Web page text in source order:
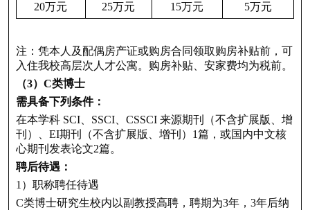
20万元
25万元 15万元 5万元
注：凭本人及配偶房产证或购房合同领取购房补贴前，可
入住我校高层次人才公寓。购房补贴、安家费均为税前。
（3）C类博士
需具备下列条件：
在本学科 SCI、SSCI、CSSCI 来源期刊（不含扩展版、增
刊）、EI期刊（不含扩展版、增刊）1篇，或国内中文核
心期刊发表论文2篇。
聘后待遇：
1）职称聘任待遇
C类博士研究生校内以副教授高聘，聘期为3年，3年后纳